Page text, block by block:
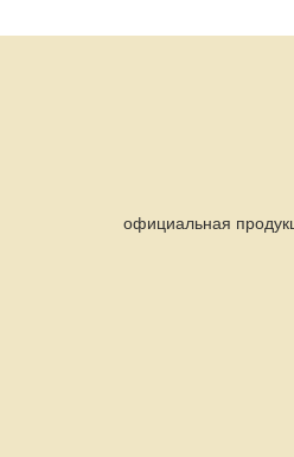
официальная